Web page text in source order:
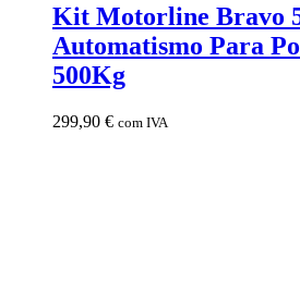
Kit Motorline Bravo
Automatismo Para
500Kg
299,90 € com IVA